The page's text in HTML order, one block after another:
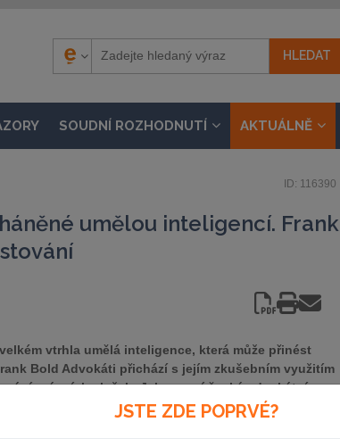
SOUDNÍ ROZHODNUTÍ AKTUÁLNĚ
ID: 116390
umělou inteligencí. Frank
vtrhla umělá inteligence, která může přinést
Bold Advokáti přichází s jejím zkušebním využitím
právních služeb. Jako první česká advokátní
právního poradenství pod názvem Frank Bold AI s
dotazů, kterou disponují díky dlouholeté
JSTE ZDE POPRVÉ?